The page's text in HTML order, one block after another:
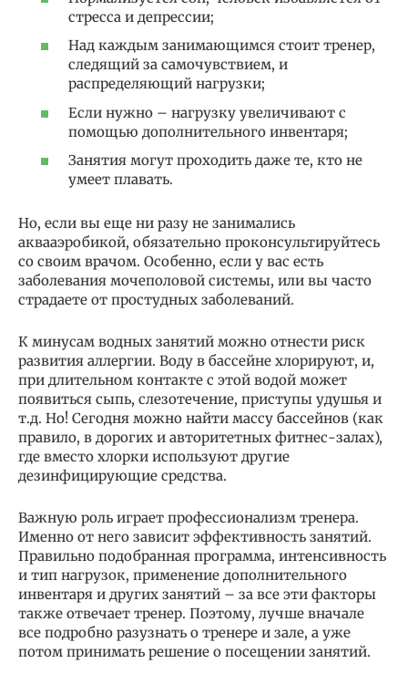
стресса и депрессии;
Над каждым занимающимся стоит тренер,
следящий за самочувствием, и
распределяющий нагрузки;
Если нужно – нагрузку увеличивают с
помощью дополнительного инвентаря;
Занятия могут проходить даже те, кто не
умеет плавать.
Но, если вы еще ни разу не занимались
аквааэробикой, обязательно проконсультируйтесь
со своим врачом. Особенно, если у вас есть
заболевания мочеполовой системы, или вы часто
страдаете от простудных заболеваний.
К минусам водных занятий можно отнести риск
развития аллергии. Воду в бассейне хлорируют, и,
при длительном контакте с этой водой может
появиться сыпь, слезотечение, приступы удушья и
т.д. Но! Сегодня можно найти массу бассейнов (как
правило, в дорогих и авторитетных фитнес-залах),
где вместо хлорки используют другие
дезинфицирующие средства.
Важную роль играет профессионализм тренера.
Именно от него зависит эффективность занятий.
Правильно подобранная программа, интенсивность
и тип нагрузок, применение дополнительного
инвентаря и других занятий – за все эти факторы
также отвечает тренер. Поэтому, лучше вначале
все подробно разузнать о тренере и зале, а уже
потом принимать решение о посещении занятий.